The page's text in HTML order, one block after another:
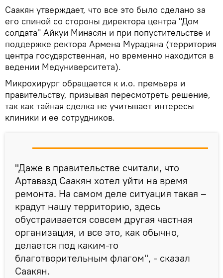
Саакян утверждает, что все это было сделано за
его спиной со стороны директора центра "Дом
солдата" Айкуи Минасян и при попустительстве и
поддержке ректора Армена Мурадяна (территория
центра государственная, но временно находится в
ведении Медуниверситета).
Микрохирург обращается к и.о. премьера и
правительству, призывая пересмотреть решение,
так как тайная сделка не учитывает интересы
клиники и ее сотрудников.
"Даже в правительстве считали, что
Артавазд Саакян хотел уйти на время
ремонта. На самом деле ситуация такая –
крадут нашу территорию, здесь
обустраивается совсем другая частная
организация, и все это, как обычно,
делается под каким-то
благотворительным флагом", - сказал
Саакян.